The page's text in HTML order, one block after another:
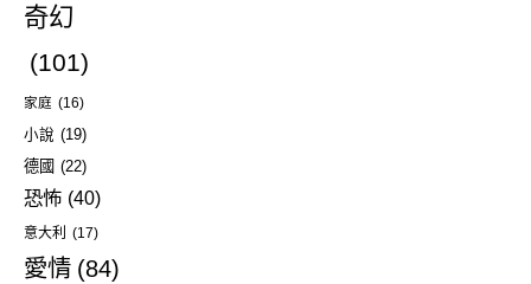
奇幻
(101)
家庭 (16)
小說 (19)
德國 (22)
恐怖 (40)
意大利 (17)
愛情 (84)